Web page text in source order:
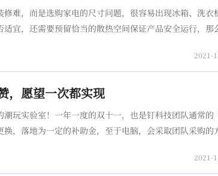
难，而是选购家电的尺寸问题，很容易出现冰箱、洗衣
宜，还需要预留恰当的散热空间保证产品安全运行，那
2021-
，愿望一次都实现
玩实验室！一年一度的双十一，也是钉科技团队通常
落地为一定的补助金，至于电脑，会采取团队采购的
2021-